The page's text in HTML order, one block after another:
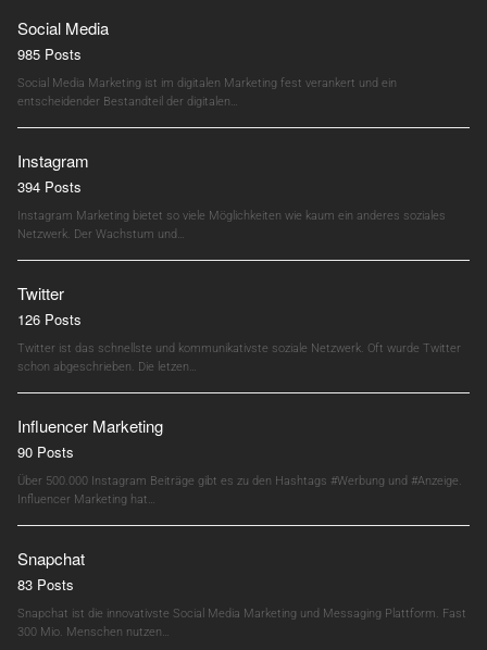
Social Media
985 Posts
Social Media Marketing ist im digitalen Marketing fest verankert und ein
entscheidender Bestandteil der digitalen…
Instagram
394 Posts
Instagram Marketing bietet so viele Möglichkeiten wie kaum ein anderes soziales
Netzwerk. Der Wachstum und…
Twitter
126 Posts
Twitter ist das schnellste und kommunikativste soziale Netzwerk. Oft wurde Twitter
schon abgeschrieben. Die letzen…
Influencer Marketing
90 Posts
Über 500.000 Instagram Beiträge gibt es zu den Hashtags #Werbung und #Anzeige.
Influencer Marketing hat…
Snapchat
83 Posts
Snapchat ist die innovativste Social Media Marketing und Messaging Plattform. Fast
300 Mio. Menschen nutzen…